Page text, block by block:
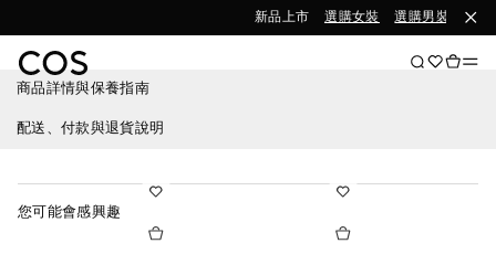
新品上市 選購女裝 選購男裝
商品詳情與保養指南
配送、付款與退貨說明
您可能會感興趣